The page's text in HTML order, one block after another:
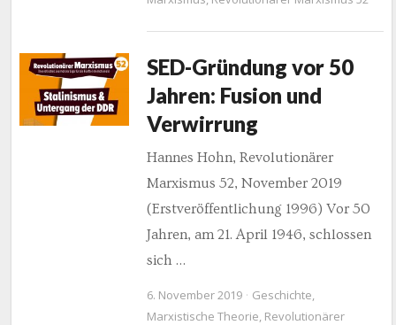
SED-Gründung vor 50
Jahren: Fusion und
Verwirrung
Hannes Hohn, Revolutionärer
Marxismus 52, November 2019
(Erstveröffentlichung 1996) Vor 50
Jahren, am 21. April 1946, schlossen
sich …
6. November 2019 Geschichte,
Marxistische Theorie, Revolutionärer